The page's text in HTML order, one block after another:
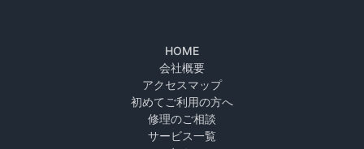
HOME
会社概要
アクセスマップ
初めてご利用の方へ
修理のご相談
サービス一覧